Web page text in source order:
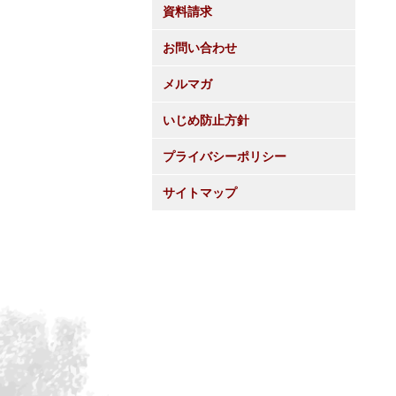
資料請求
お問い合わせ
メルマガ
いじめ防止方針
プライバシーポリシー
サイトマップ